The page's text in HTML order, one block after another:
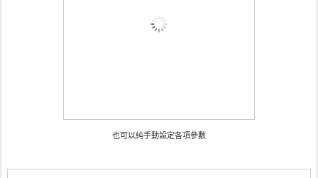
也可以純手動設定各項參數